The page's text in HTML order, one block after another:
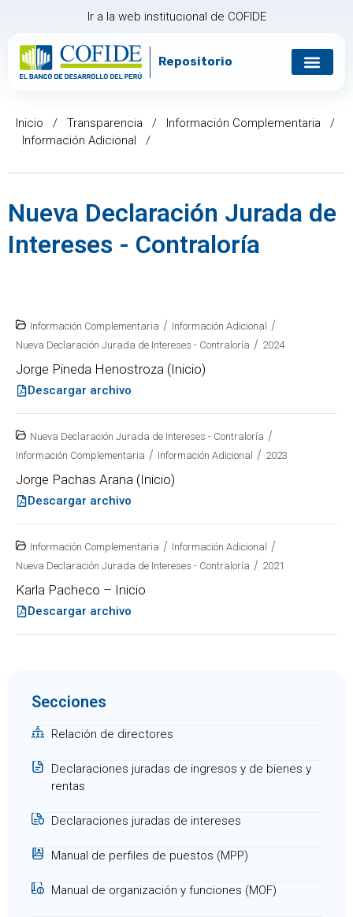
Ir a la web institucional de COFIDE
Repositorio
Inicio / Transparencia / Información Complementaria /
Información Adicional /
Nueva Declaración Jurada de
Intereses - Contraloría
Información Complementaria / Información Adicional /
Nueva Declaración Jurada de Intereses - Contraloría / 2024
Jorge Pineda Henostroza (Inicio)
Descargar archivo
Nueva Declaración Jurada de Intereses - Contraloría /
Información Complementaria / Información Adicional / 2023
Jorge Pachas Arana (Inicio)
Descargar archivo
Información Complementaria / Información Adicional /
Nueva Declaración Jurada de Intereses - Contraloría / 2021
Karla Pacheco – Inicio
Descargar archivo
Secciones
Relación de directores
Declaraciones juradas de ingresos y de bienes y
rentas
Declaraciones juradas de intereses
Manual de perfiles de puestos (MPP)
Manual de organización y funciones (MOF)